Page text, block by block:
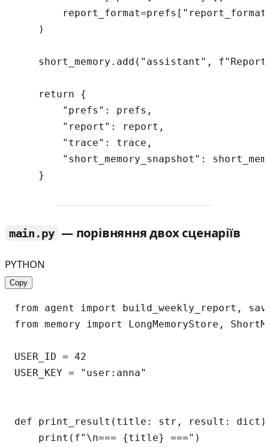
    )
short_memory.add("assistant",
    return {
        "prefs": prefs,
        "report": report,
        "trace": trace,
"short_memory_snapshot":
main.py — порівняння двох сценаріїв
PYTHON
Copy
from agent import build_weekly_report,
from memory import LongMemoryStore,
USER_ID = 42
USER_KEY = "user:anna"
def print_result(title: str, result: dict)
    print(f"\n=== {title} ===")